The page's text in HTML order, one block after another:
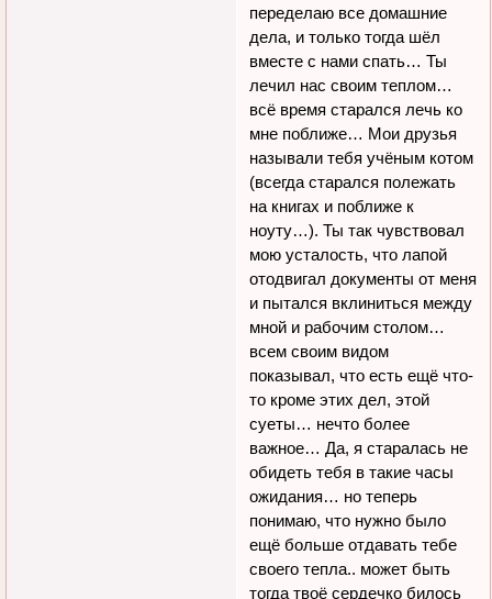
переделаю все домашние
дела, и только тогда шёл
вместе с нами спать… Ты
лечил нас своим теплом…
всё время старался лечь ко
мне поближе… Мои друзья
называли тебя учёным котом
(всегда старался полежать
на книгах и поближе к
ноуту…). Ты так чувствовал
мою усталость, что лапой
отодвигал документы от меня
и пытался вклиниться между
мной и рабочим столом…
всем своим видом
показывал, что есть ещё что-
то кроме этих дел, этой
суеты… нечто более
важное… Да, я старалась не
обидеть тебя в такие часы
ожидания… но теперь
понимаю, что нужно было
ещё больше отдавать тебе
своего тепла.. может быть
тогда твоё сердечко билось